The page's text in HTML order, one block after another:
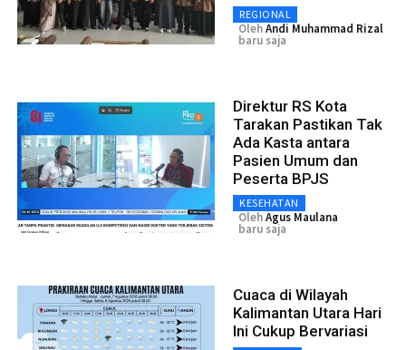
REGIONAL
OlehAndi Muhammad Rizal
baru saja
Direktur RS Kota
Tarakan Pastikan Tak
Ada Kasta antara
Pasien Umum dan
Peserta BPJS
KESEHATAN
OlehAgus Maulana
baru saja
Cuaca di Wilayah
Kalimantan Utara Hari
Ini Cukup Bervariasi